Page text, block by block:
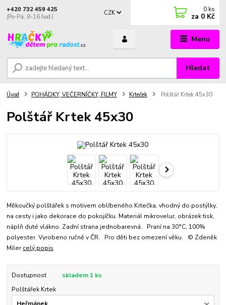
Menu
CZK
Hledat
+420 732 459 425
(Po-Pá, 8-16 hod.)
0 ks
za 0 Kč
Úvod POHÁDKY, VEČERNÍČKY, FILMY Krteček Polštář Krtek 45x30
Polštář Krtek 45x30
Měkoučký polštářek s motivem oblíbeného Krtečka, vhodný do postýlky,
na cesty i jako dekorace do pokojíčku. Materiál mikrovelur, obrázek tisk,
náplň duté vlákno. Zadní strana jednobarevná. Praní na 30°C, 100%
polyester. Vyrobeno ručně v ČR. Pro děti bez omezení věku. © Zdeněk
Milercelý popis
Dostupnost
skladem 1 ks
Polštářek Krtek